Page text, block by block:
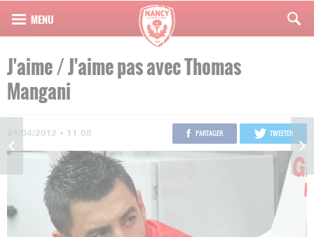
J'aime / J'aime pas avec Thomas
Mangani
24/04/2012 • 11:08 PARTAGER TWEETER